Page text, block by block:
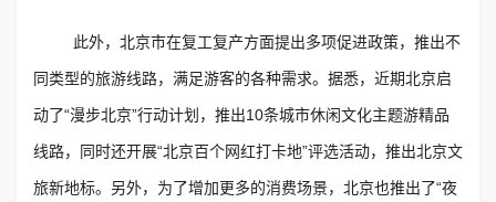
此外，北京市在复工复产方面提出多项促进政策，推出不
同类型的旅游线路，满足游客的各种需求。据悉，近期北京启
动了“漫步北京”行动计划，推出10条城市休闲文化主题游精品
线路，同时还开展“北京百个网红打卡地”评选活动，推出北京文
旅新地标。另外，为了增加更多的消费场景，北京也推出了“夜